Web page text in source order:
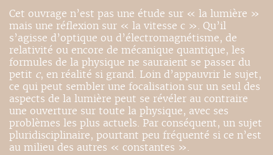
Cet ouvrage n’est pas une étude sur « la lumière »
mais une réflexion sur « la vitesse c ». Qu’il
s’agisse d’optique ou d’électromagnétisme, de
relativité ou encore de mécanique quantique, les
formules de la physique ne sauraient se passer du
petit c, en réalité si grand. Loin d’appauvrir le sujet,
ce qui peut sembler une focalisation sur un seul des
aspects de la lumière peut se révéler au contraire
une ouverture sur toute la physique, avec ses
problèmes les plus actuels. Par conséquent, un sujet
pluridisciplinaire, pourtant peu fréquenté si ce n’est
au milieu des autres « constantes ».